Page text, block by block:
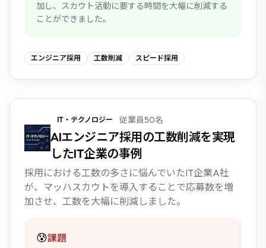
加し、スカウト活動に要する時間を大幅に削減する
ことができました。
エンジニア採用 工数削減 スピード採用
IT・テクノロジー 従業員50名
AIエンジニア採用の工数削減を実現
したIT企業の事例
採用における工数の多さに悩んでいたIT企業A社
が、マッハスカウトを導入することで応募数を増
加させ、工数を大幅に削減しました。
😰課題